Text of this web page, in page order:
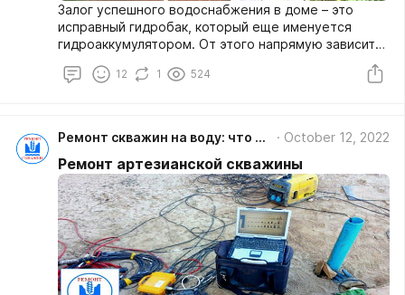
Залог успешного водоснабжения в доме – это
исправный гидробак, который еще именуется
гидроаккумулятором. От этого напрямую зависит
состоянием. При малейшем возникновении
12 1 524
Ремонт скважин на воду: что надо знать об их очистке, обустройстве, обслуживании, диагностике October 12, 2022
Ремонт артезианской скважины